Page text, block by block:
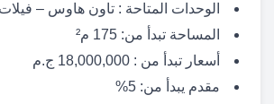
الوحدات المتاحة : تاون هاوس – فيلات
المساحة تبدأ من: 175 م²
أسعار تبدأ من : 18,000,000 ج.م
مقدم يبدأ من: 5%